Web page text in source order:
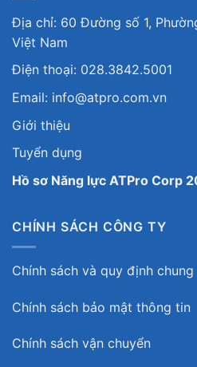
Địa chỉ: 60 Đường số 1,
Việt Nam
Điện thoại: 028.3842.5001
Email: info@atpro.com.vn
Giới thiệu
Tuyển dụng
Hồ sơ Năng lực ATPro Corp
CHÍNH SÁCH CÔNG TY
Chính sách và quy định chung
Chính sách bảo mật thông tin
Chính sách vận chuyển